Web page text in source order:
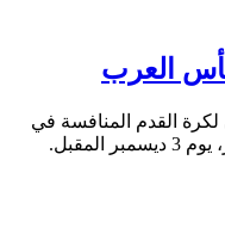
العرب
القدم المنافسة في
كأس العرب التي ستقام في قطر، يوم 3 ديسمبر المقبل.